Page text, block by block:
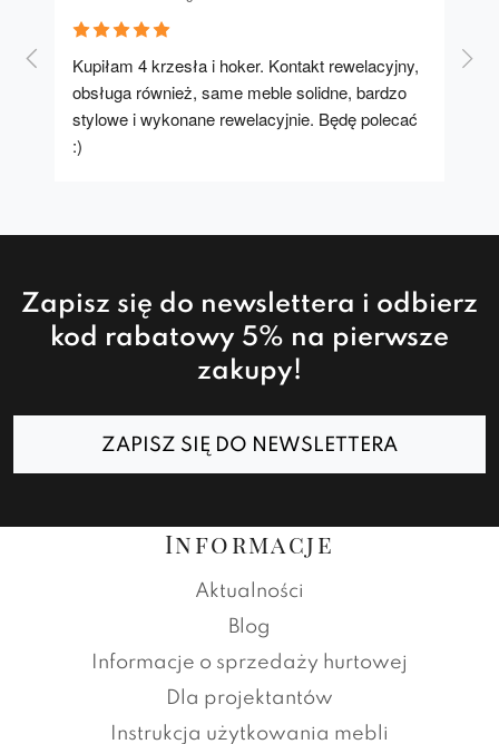
Kupiłam 4 krzesła i hoker. Kontakt rewelacyjny,
obsługa również, same meble solidne, bardzo
stylowe i wykonane rewelacyjnie. Będę polecać
:)
A
Zapisz się do newslettera i odbierz
kod rabatowy 5% na pierwsze
zakupy!
ZAPISZ SIĘ DO NEWSLETTERA
Informacje
Aktualności
Blog
Informacje o sprzedaży hurtowej
Dla projektantów
Instrukcja użytkowania mebli